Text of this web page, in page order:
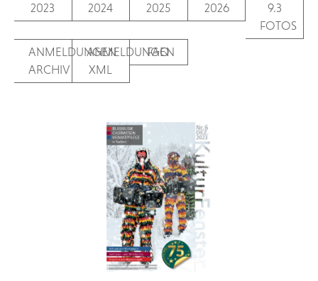
2023
2024 2025 2026
9.3
FOTOS
ANMELDUNGEN
ARCHIV
ANMELDUNGEN
XML
FAQ